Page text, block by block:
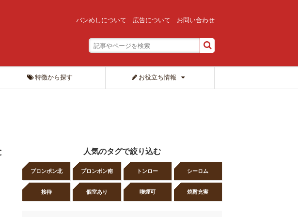
バンめしについて 広告について お問い合わせ
特徴から探す お役立ち情報
人気のタグで絞り込む
プロンポン北 プロンポン南 トンロー シーロム
接待 個室あり 喫煙可 焼酎充実